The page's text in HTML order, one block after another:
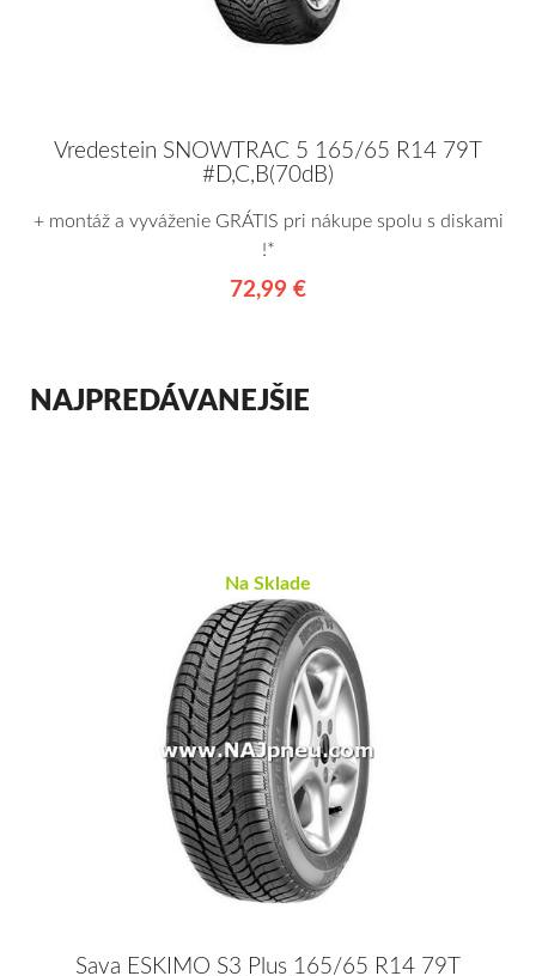
Vredestein SNOWTRAC 5 165/65 R14 79T
#D,C,B(70dB)
+ montáž a vyváženie GRÁTIS pri nákupe spolu s diskami
!*
72,99 €
NAJPREDÁVANEJŠIE
Na Sklade
Sava ESKIMO S3 Plus 165/65 R14 79T